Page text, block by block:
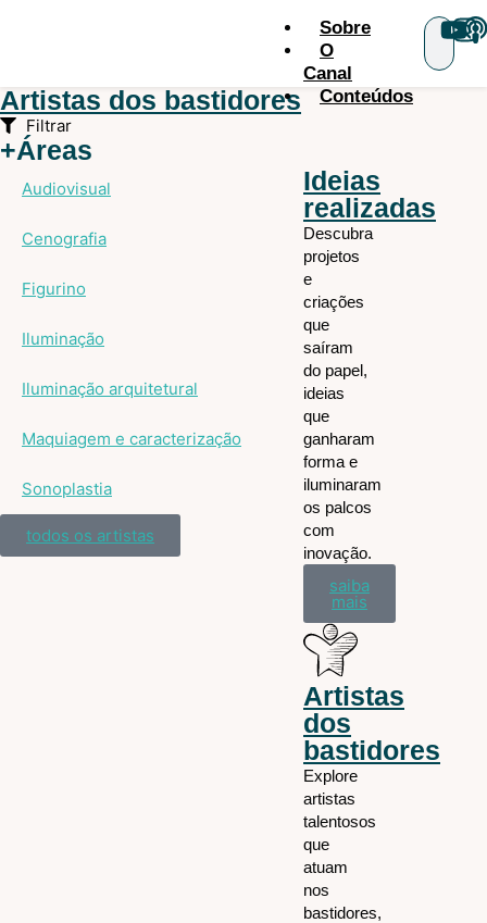
Sobre
O
Canal
Conteúdos
Ideias
realizadas
Descubra
projetos
e
criações
que
saíram
do papel,
ideias
que
ganharam
forma e
iluminaram
os palcos
com
inovação.
saiba
mais
Artistas
dos
bastidores
Explore
artistas
talentosos
que
atuam
nos
bastidores,
Artistas dos bastidores
Filtrar
+Áreas
Audiovisual
Cenografia
Figurino
Iluminação
Iluminação arquitetural
Maquiagem e caracterização
Sonoplastia
todos os artistas